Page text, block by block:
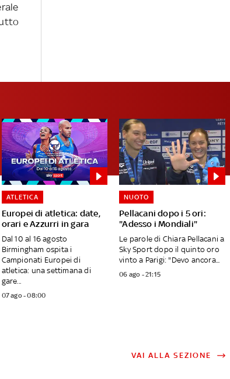
Europei di atletica: date,
orari e Azzurri in gara
ATLETICA
Dal 10 al 16 agosto
Birmingham ospita i
Campionati Europei di
atletica: una settimana di
gare...
07 ago - 08:00
Pellacani dopo i 5 ori:
"Adesso i Mondiali"
NUOTO
Le parole di Chiara Pellacani a
Sky Sport dopo il quinto oro
vinto a Parigi: "Devo ancora...
06 ago - 21:15
VAI ALLA SEZIONE